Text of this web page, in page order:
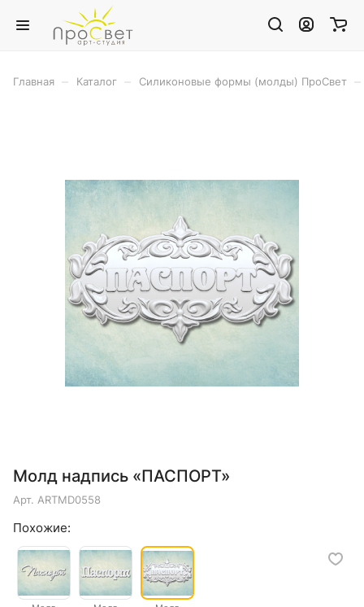
Главная Каталог Силиконовые формы (молды) ПроСвет
Молд надпись «ПАСПОРТ»
Арт. ARTMD0558
Похожие: